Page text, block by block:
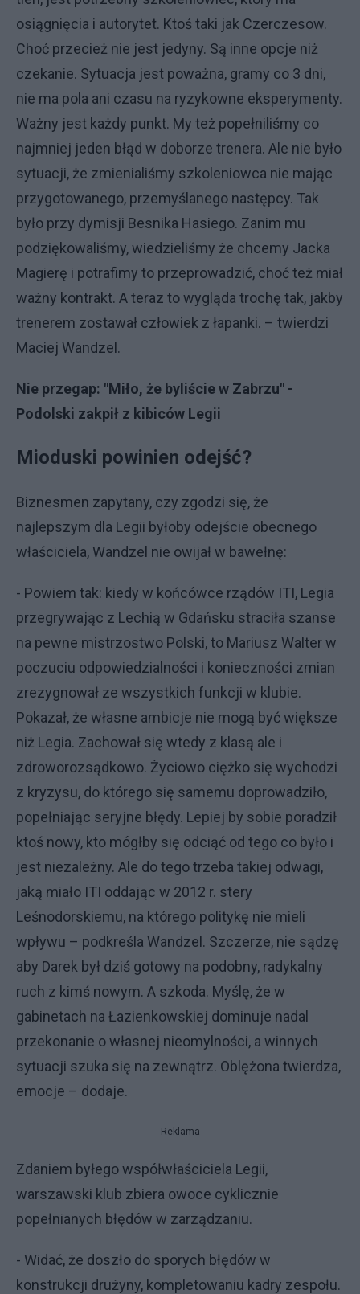
osiągnięcia i autorytet. Ktoś taki jak Czerczesow.
Choć przecież nie jest jedyny. Są inne opcje niż
czekanie. Sytuacja jest poważna, gramy co 3 dni,
nie ma pola ani czasu na ryzykowne eksperymenty.
Ważny jest każdy punkt. My też popełniliśmy co
najmniej jeden błąd w doborze trenera. Ale nie było
sytuacji, że zmienialiśmy szkoleniowca nie mając
przygotowanego, przemyślanego następcy. Tak
było przy dymisji Besnika Hasiego. Zanim mu
podziękowaliśmy, wiedzieliśmy że chcemy Jacka
Magierę i potrafimy to przeprowadzić, choć też miał
ważny kontrakt. A teraz to wygląda trochę tak, jakby
trenerem zostawał człowiek z łapanki. – twierdzi
Maciej Wandzel.
Nie przegap: "Miło, że byliście w Zabrzu" -
Podolski zakpił z kibiców Legii
Mioduski powinien odejść?
Biznesmen zapytany, czy zgodzi się, że
najlepszym dla Legii byłoby odejście obecnego
właściciela, Wandzel nie owijał w bawełnę:
- Powiem tak: kiedy w końcówce rządów ITI, Legia
przegrywając z Lechią w Gdańsku straciła szanse
na pewne mistrzostwo Polski, to Mariusz Walter w
poczuciu odpowiedzialności i konieczności zmian
zrezygnował ze wszystkich funkcji w klubie.
Pokazał, że własne ambicje nie mogą być większe
niż Legia. Zachował się wtedy z klasą ale i
zdroworozsądkowo. Życiowo ciężko się wychodzi
z kryzysu, do którego się samemu doprowadziło,
popełniając seryjne błędy. Lepiej by sobie poradził
ktoś nowy, kto mógłby się odciąć od tego co było i
jest niezależny. Ale do tego trzeba takiej odwagi,
jaką miało ITI oddając w 2012 r. stery
Leśnodorskiemu, na którego politykę nie mieli
wpływu – podkreśla Wandzel. Szczerze, nie sądzę
aby Darek był dziś gotowy na podobny, radykalny
ruch z kimś nowym. A szkoda. Myślę, że w
gabinetach na Łazienkowskiej dominuje nadal
przekonanie o własnej nieomylności, a winnych
sytuacji szuka się na zewnątrz. Oblężona twierdza,
emocje – dodaje.
Reklama
Zdaniem byłego współwłaściciela Legii,
warszawski klub zbiera owoce cyklicznie
popełnianych błędów w zarządzaniu.
- Widać, że doszło do sporych błędów w
konstrukcji drużyny, kompletowaniu kadry zespołu.